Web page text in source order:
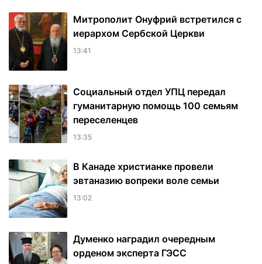
Митрополит Онуфрий встретился с
иерархом Сербской Церкви
13:41
Социальный отдел УПЦ передал
гуманитарную помощь 100 семьям
переселенцев
13:35
В Канаде христианке провели
эвтаназию вопреки воле семьи
13:02
Думенко наградил очередным
орденом эксперта ГЭСС